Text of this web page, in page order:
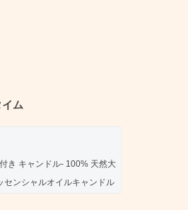
ム
き キャンドル- 100% 天然大
センシャルオイルキャンドル